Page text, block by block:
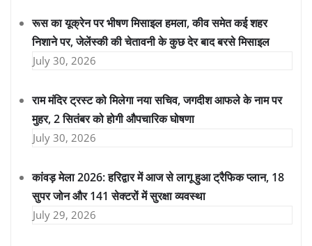
रूस का यूक्रेन पर भीषण मिसाइल हमला, कीव समेत कई शहर
निशाने पर, जेलेंस्की की चेतावनी के कुछ देर बाद बरसे मिसाइल
July 30, 2026
राम मंदिर ट्रस्ट को मिलेगा नया सचिव, जगदीश आफले के नाम पर
मुहर, 2 सितंबर को होगी औपचारिक घोषणा
July 30, 2026
कांवड़ मेला 2026: हरिद्वार में आज से लागू हुआ ट्रैफिक प्लान, 18
सुपर जोन और 141 सेक्टरों में सुरक्षा व्यवस्था
July 29, 2026